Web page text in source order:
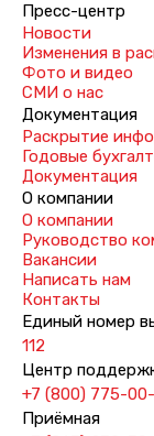
Пресс-центр
Новости
Изменения в
Фото и видео
СМИ о нас
Документация
Раскрытие
Годовые
Документация
О компании
О компании
Руководство
Вакансии
Написать нам
Контакты
Единый номер
112
Центр
+7 (800) 775-
Приёмная